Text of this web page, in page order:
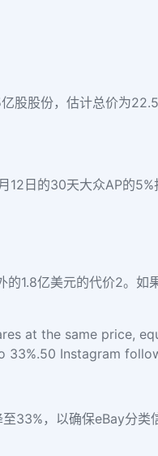
股股份，估计总价为22.5
日的30天大众AP的5%
1.8亿美元的代价2。如
at the same price,
Instagram
33%，以确保eBay分